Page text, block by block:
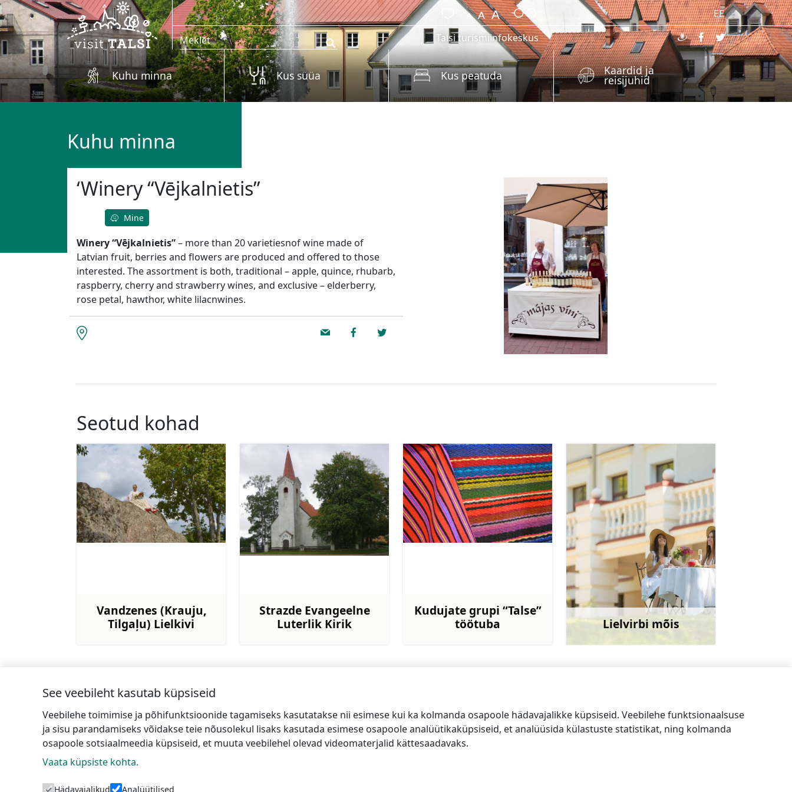
Skip to main content
EE
Talsi turismiinfokeskus
Kuhu minna Kus süüa Kus peatuda Kaardid ja
reisijuhid
Kuhu minna
‘Winery “Vējkalnietis”
Mine
Winery “Vējkalnietis”– more than 20 varietiesnof wine made of
Latvian fruit, berries and flowers are produced and offered to those
interested. The assortment is both, traditional – apple, quince, rhubarb,
raspberry, cherry and strawberry wines, and exclusive – elderberry,
rose petal, hawthor, white lilacnwines.
Seotud kohad
Vandzenes (Krauju,
Tilgaļu) Lielkivi
Strazde Evangeelne
Luterlik Kirik
Kudujate grupi “Talse”
töötuba
Lielvirbi mõis
Rohkem teavet
Keraamikatöökoda Läti Põllumajandusmuuseum
See veebileht kasutab küpsiseid
Veebilehe toimimise ja põhifunktsioonide tagamiseks kasutatakse nii esimese kui ka kolmanda osapoole hädavajalikke küpsiseid. Veebilehe funktsionaalsuse
ja sisu parandamiseks võidakse teie nõusolekul lisaks kasutada esimese osapoole analüütikaküpsiseid, et analüüsida külastuste statistikat, ning kolmanda
osapoole sotsiaalmeedia küpsiseid, et muuta veebilehel olevad videomaterjalid kättesaadavaks.
Vaata küpsiste kohta.
Hädavajalikud Analüütilised